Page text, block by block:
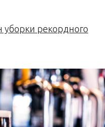
рекордного